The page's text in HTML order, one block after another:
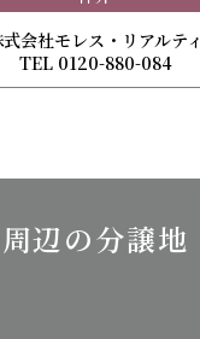
会社モレス・リアルティ
TEL 0120-880-084
周辺の分譲地